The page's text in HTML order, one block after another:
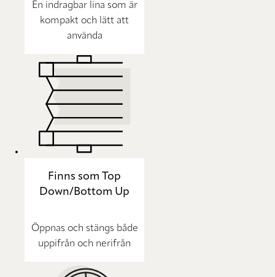
En indragbar lina som är
kompakt och lätt att
använda
Finns som Top
Down/Bottom Up
Öppnas och stängs både
uppifrån och nerifrån